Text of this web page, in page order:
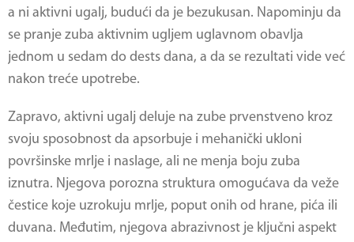
a ni aktivni ugalj, budući da je bezukusan. Napominju da
se pranje zuba aktivnim ugljem uglavnom obavlja
jednom u sedam do dests dana, a da se rezultati vide već
nakon treće upotrebe.
Zapravo, aktivni ugalj deluje na zube prvenstveno kroz
svoju sposobnost da apsorbuje i mehanički ukloni
površinske mrlje i naslage, ali ne menja boju zuba
iznutra. Njegova porozna struktura omogućava da veže
čestice koje uzrokuju mrlje, poput onih od hrane, pića ili
duvana. Međutim, njegova abrazivnost je ključni aspekt